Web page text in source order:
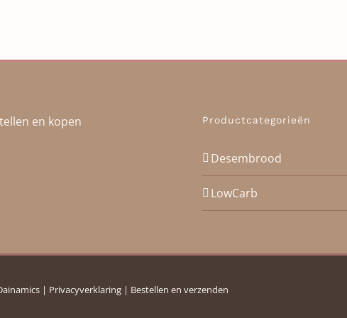
Productcategorieën
Desembrood
LowCarb
| Privacyverklaring | Bestellen en verzenden